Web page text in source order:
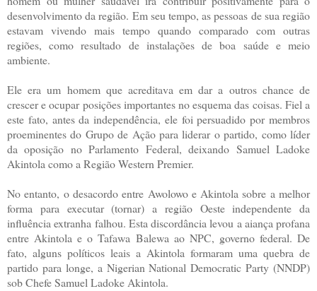
desenvolvimento da região. Em seu tempo, as pessoas de sua região
estavam vivendo mais tempo quando comparado com outras
regiões, como resultado de instalações de boa saúde e meio
ambiente.
Ele era um homem que acreditava em dar a outros chance de
crescer e ocupar posições importantes no esquema das coisas. Fiel a
este fato, antes da independência, ele foi persuadido por membros
proeminentes do Grupo de Ação para liderar o partido, como líder
da oposição no Parlamento Federal, deixando Samuel Ladoke
Akintola como a Região Western Premier.
No entanto, o desacordo entre Awolowo e Akintola sobre a melhor
forma para executar (tornar) a região Oeste independente da
influência extranha falhou. Esta discordância levou a aiança profana
entre Akintola e o Tafawa Balewa ao NPC, governo federal. De
fato, alguns políticos leais a Akintola formaram uma quebra de
partido para longe, a Nigerian National Democratic Party (NNDP)
sob Chefe Samuel Ladoke Akintola.